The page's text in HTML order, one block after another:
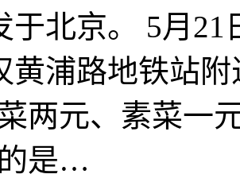
于北京。 5月
黄浦路地铁站
两元、素菜一
是…